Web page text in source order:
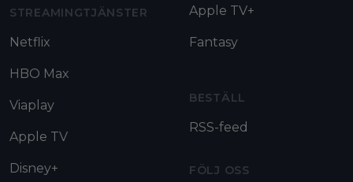
STREAMINGTJÄNSTER
Netflix
HBO Max
Viaplay
Apple TV
Disney+
Apple TV+
Fantasy
BESTÄLL
RSS-feed
FÖLJ OSS